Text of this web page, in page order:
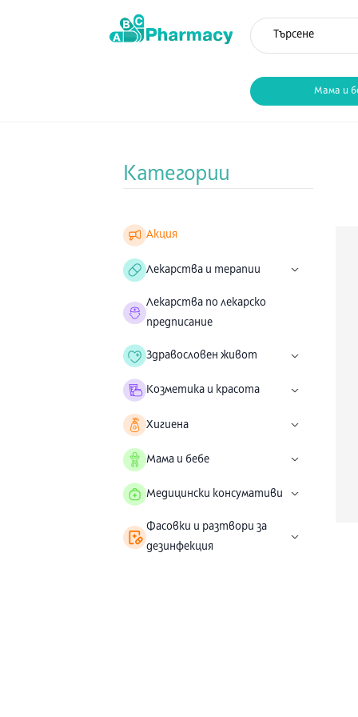
Мама и
Категории
Акция
Лекарства и терапии
Лекарства по лекарско
предписание
Здравословен живот
Козметика и красота
Хигиена
Мама и бебе
Медицински консумативи
Фасовки и разтвори за
дезинфекция